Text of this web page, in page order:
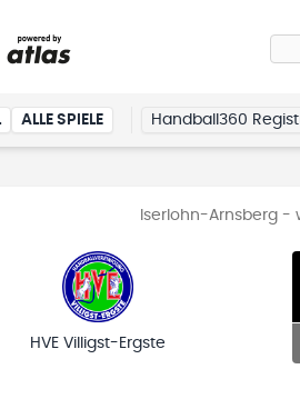
ALLE SPIELE Handball360
Iserlohn-Arnsberg -
HVE Villigst-Ergste